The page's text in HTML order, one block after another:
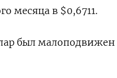
месяца в $0,6711.
был